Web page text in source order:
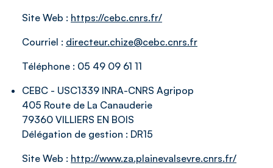
Site Web : https://cebc.cnrs.fr/
Courriel : directeur.chize@cebc.cnrs.fr
Téléphone : 05 49 09 61 11
CEBC - USC1339 INRA-CNRS Agripop
405 Route de La Canauderie
79360 VILLIERS EN BOIS
Délégation de gestion : DR15
Site Web : http://www.za.plainevalsevre.cnrs.fr/